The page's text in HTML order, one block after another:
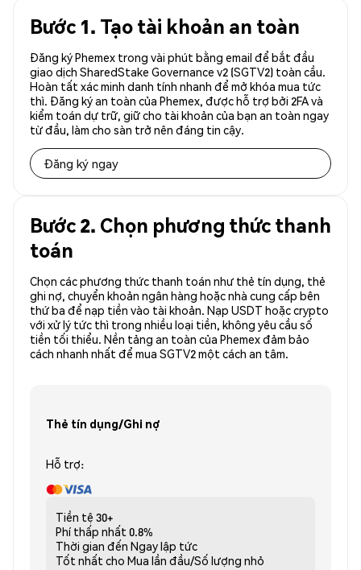
Bước 1. Tạo tài khoản an toàn
Đăng ký Phemex trong vài phút bằng email để bắt đầu
giao dịch SharedStake Governance v2 (SGTV2) toàn cầu.
Hoàn tất xác minh danh tính nhanh để mở khóa mua tức
thì. Đăng ký an toàn của Phemex, được hỗ trợ bởi 2FA và
kiểm toán dự trữ, giữ cho tài khoản của bạn an toàn ngay
từ đầu, làm cho sàn trở nên đáng tin cậy.
Đăng ký ngay
Bước 2. Chọn phương thức thanh
toán
Chọn các phương thức thanh toán như thẻ tín dụng, thẻ
ghi nợ, chuyển khoản ngân hàng hoặc nhà cung cấp bên
thứ ba để nạp tiền vào tài khoản. Nạp USDT hoặc crypto
với xử lý tức thì trong nhiều loại tiền, không yêu cầu số
tiền tối thiểu. Nền tảng an toàn của Phemex đảm bảo
cách nhanh nhất để mua SGTV2 một cách an tâm.
Thẻ tín dụng/Ghi nợ
Hỗ trợ:
Tiền tệ 30+
Phí thấp nhất 0.8%
Thời gian đến Ngay lập tức
Tốt nhất cho Mua lần đầu/Số lượng nhỏ